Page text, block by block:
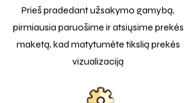
Prieš pradedant užsakymo gamybą,
pirmiausia paruošime ir atsiųsime prekės
maketą, kad matytumėte tikslią prekės
vizualizaciją